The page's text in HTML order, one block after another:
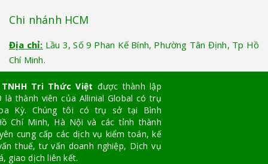
Chi nhánh HCM
Địa chỉ: Lầu 3, Số 9 Phan Kế Bính, Phường Tân Định, Tp Hồ
Chí Minh.
Tri Thức Việt được thành lập
là thành viên của Allinial Global có trụ
Kỳ. Chúng tôi có trụ sở tại Bình
Chí Minh, Hà Nội và các tỉnh thành
cung cấp các dịch vụ kiểm toán, kế
thuế, tư vấn doanh nghiệp, Dịch vụ
giao dịch liên kết.